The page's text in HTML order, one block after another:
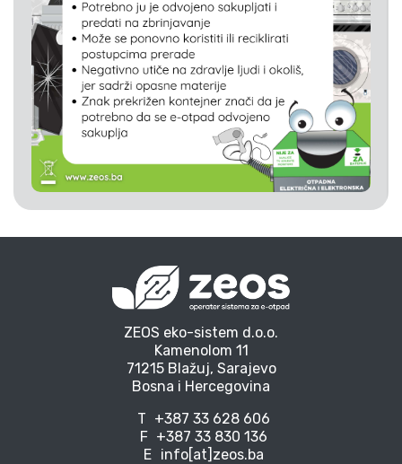
ZEOS eko-sistem d.o.o.
Kamenolom 11
71215 Blažuj, Sarajevo
Bosna i Hercegovina
T +387 33 628 606
F +387 33 830 136
E info[at]zeos.ba